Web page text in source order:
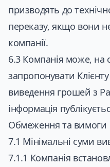
призводять до
переказу, якщо вони
компанії.
6.3 Компанія може, на
запропонувати
виведення грошей з
інформація
Обмеження та вимоги
7.1 Мінімальні суми
7.1.1 Компанія